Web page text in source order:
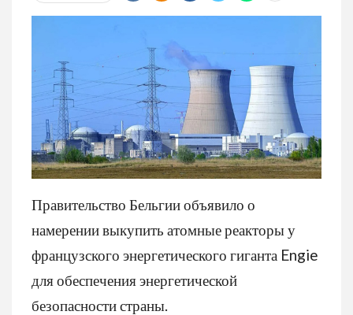
Правительство Бельгии объявило о
намерении выкупить атомные реакторы у
французского энергетического гиганта Engie
для обеспечения энергетической
безопасности страны.